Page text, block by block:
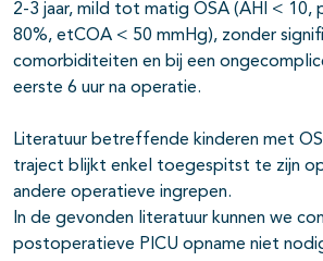
2-3 jaar, mild tot matig OSA (AHI < 10,
80%, etCOA < 50 mmHg), zonder
comorbiditeiten en bij een
eerste 6 uur na operatie.
Literatuur betreffende kinderen met
traject blijkt enkel toegespitst te zijn op
andere operatieve ingrepen.
In de gevonden literatuur kunnen we
postoperatieve PICU opname niet